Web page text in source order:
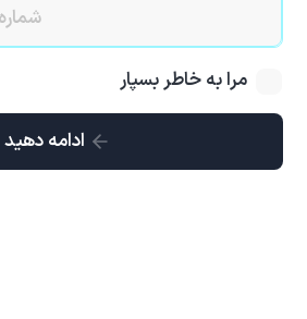
مرا به خاطر بسپار
ادامه دهید